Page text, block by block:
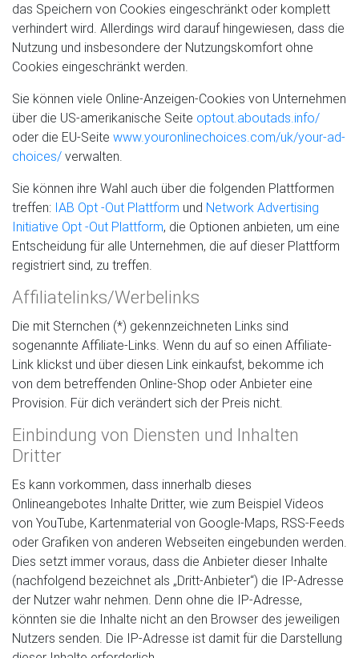
das Speichern von Cookies eingeschränkt oder komplett
verhindert wird. Allerdings wird darauf hingewiesen, dass die
Nutzung und insbesondere der Nutzungskomfort ohne
Cookies eingeschränkt werden.
Sie können viele Online-Anzeigen-Cookies von Unternehmen
über die US-amerikanische Seite optout.aboutads.info/
oder die EU-Seite www.youronlinechoices.com/uk/your-ad-
choices/ verwalten.
Sie können ihre Wahl auch über die folgenden Plattformen
treffen: IAB Opt -Out Plattform und Network Advertising
Initiative Opt -Out Plattform, die Optionen anbieten, um eine
Entscheidung für alle Unternehmen, die auf dieser Plattform
registriert sind, zu treffen.
Affiliatelinks/Werbelinks
Die mit Sternchen (*) gekennzeichneten Links sind
sogenannte Affiliate-Links. Wenn du auf so einen Affiliate-
Link klickst und über diesen Link einkaufst, bekomme ich
von dem betreffenden Online-Shop oder Anbieter eine
Provision. Für dich verändert sich der Preis nicht.
Einbindung von Diensten und Inhalten
Dritter
Es kann vorkommen, dass innerhalb dieses
Onlineangebotes Inhalte Dritter, wie zum Beispiel Videos
von YouTube, Kartenmaterial von Google-Maps, RSS-Feeds
oder Grafiken von anderen Webseiten eingebunden werden.
Dies setzt immer voraus, dass die Anbieter dieser Inhalte
(nachfolgend bezeichnet als „Dritt-Anbieter“) die IP-Adresse
der Nutzer wahr nehmen. Denn ohne die IP-Adresse,
könnten sie die Inhalte nicht an den Browser des jeweiligen
Nutzers senden. Die IP-Adresse ist damit für die Darstellung